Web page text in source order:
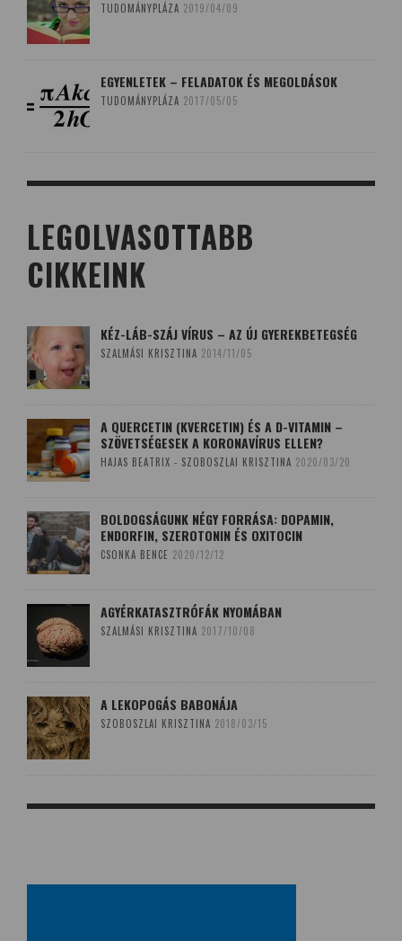
TUDOMÁNYPLÁZA 2019/04/09
EGYENLETEK – FELADATOK ÉS MEGOLDÁSOK
TUDOMÁNYPLÁZA 2017/05/05
LEGOLVASOTTABB
CIKKEINK
KÉZ-LÁB-SZÁJ VÍRUS – AZ ÚJ GYEREKBETEGSÉG
SZALMÁSI KRISZTINA 2014/11/05
A QUERCETIN (KVERCETIN) ÉS A D-VITAMIN –
SZÖVETSÉGESEK A KORONAVÍRUS ELLEN?
HAJAS BEATRIX - SZOBOSZLAI KRISZTINA 2020/03/20
BOLDOGSÁGUNK NÉGY FORRÁSA: DOPAMIN,
ENDORFIN, SZEROTONIN ÉS OXITOCIN
CSONKA BENCE 2020/12/12
AGYÉRKATASZTRÓFÁK NYOMÁBAN
SZALMÁSI KRISZTINA 2017/10/08
A LEKOPOGÁS BABONÁJA
SZOBOSZLAI KRISZTINA 2018/03/15